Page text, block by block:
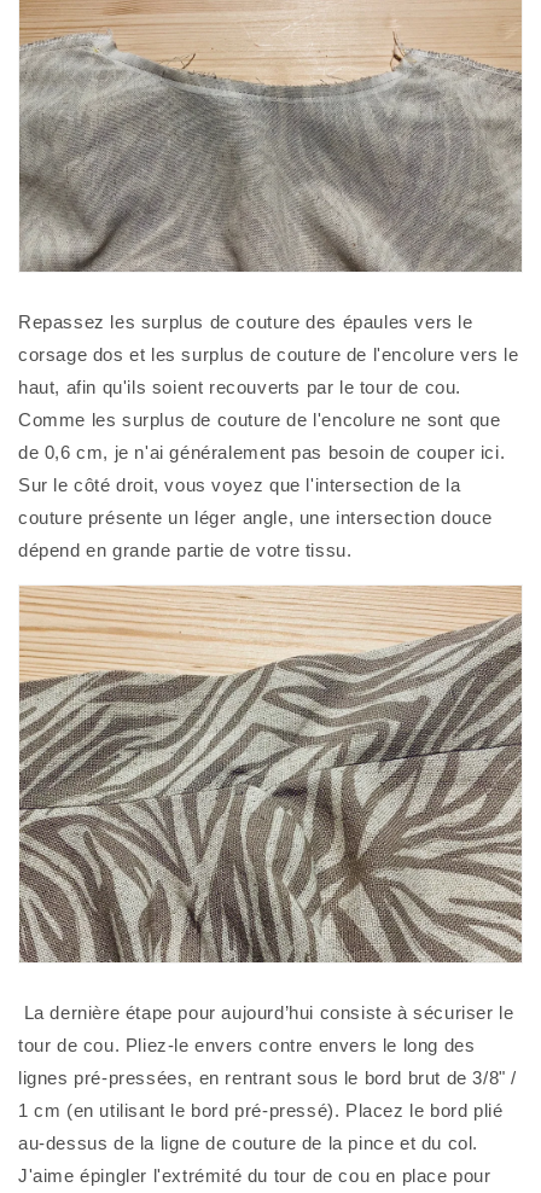
Repassez les surplus de couture des épaules vers le
corsage dos et les surplus de couture de l'encolure vers le
haut, afin qu'ils soient recouverts par le tour de cou.
Comme les surplus de couture de l'encolure ne sont que
de 0,6 cm, je n'ai généralement pas besoin de couper ici.
Sur le côté droit, vous voyez que l'intersection de la
couture présente un léger angle, une intersection douce
dépend en grande partie de votre tissu.
tour de cou. Pliez-le envers contre envers le long des
lignes pré-pressées, en rentrant sous le bord brut de 3/8" /
1 cm (en utilisant le bord pré-pressé). Placez le bord plié
au-dessus de la ligne de couture de la pince et du col.
J'aime épingler l'extrémité du tour de cou en place pour